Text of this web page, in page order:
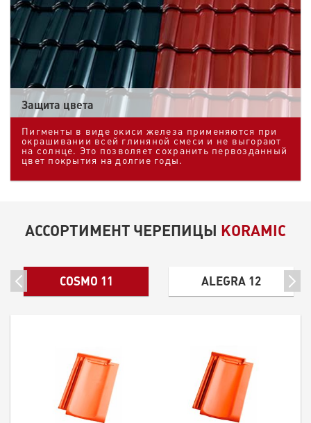
Защита цвета
Пигменты в виде окиси железа применяются при
окрашивании всей глиняной смеси и не выгорают
на солнце. Это позволяет сохранить первозданный
цвет покрытия на долгие годы.
АССОРТИМЕНТ ЧЕРЕПИЦЫ KORAMIC
COSMO 11 ALEGRA 12